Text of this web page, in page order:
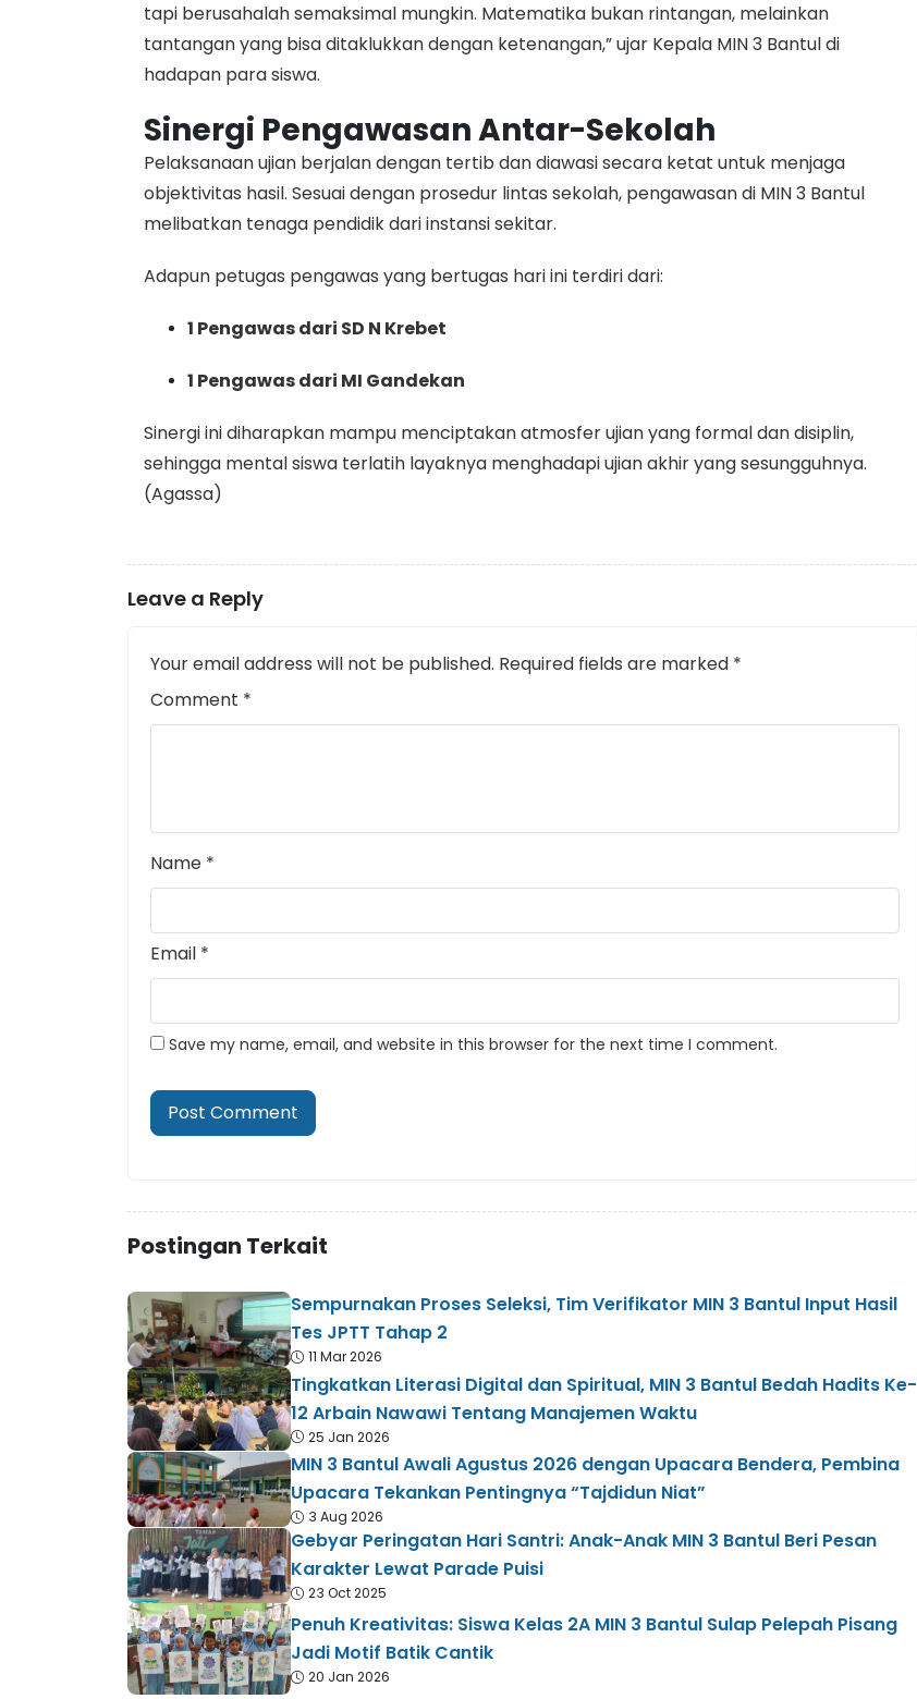
tapi berusahalah semaksimal mungkin. Matematika bukan rintangan, melainkan
tantangan yang bisa ditaklukkan dengan ketenangan,” ujar Kepala MIN 3 Bantul di
hadapan para siswa.
Sinergi Pengawasan Antar-Sekolah
Pelaksanaan ujian berjalan dengan tertib dan diawasi secara ketat untuk menjaga
objektivitas hasil. Sesuai dengan prosedur lintas sekolah, pengawasan di MIN 3 Bantul
melibatkan tenaga pendidik dari instansi sekitar.
Adapun petugas pengawas yang bertugas hari ini terdiri dari:
1 Pengawas dari SD N Krebet
1 Pengawas dari MI Gandekan
Sinergi ini diharapkan mampu menciptakan atmosfer ujian yang formal dan disiplin,
sehingga mental siswa terlatih layaknya menghadapi ujian akhir yang sesungguhnya.
(Agassa)
Leave a Reply
Your email address will not be published. Required fields are marked *
Comment *
Name *
Email *
Save my name, email, and website in this browser for the next time I comment.
Postingan Terkait
Sempurnakan Proses Seleksi, Tim Verifikator MIN 3 Bantul Input Hasil
Tes JPTT Tahap 2
11 Mar 2026
Tingkatkan Literasi Digital dan Spiritual, MIN 3 Bantul Bedah Hadits Ke-
12 Arbain Nawawi Tentang Manajemen Waktu
25 Jan 2026
MIN 3 Bantul Awali Agustus 2026 dengan Upacara Bendera, Pembina
Upacara Tekankan Pentingnya “Tajdidun Niat”
3 Aug 2026
Gebyar Peringatan Hari Santri: Anak-Anak MIN 3 Bantul Beri Pesan
Karakter Lewat Parade Puisi​
23 Oct 2025
​Penuh Kreativitas: Siswa Kelas 2A MIN 3 Bantul Sulap Pelepah Pisang
Jadi Motif Batik Cantik
20 Jan 2026